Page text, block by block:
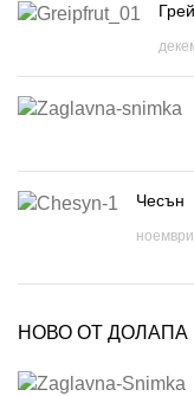
Чесън
НОВО ОТ ДОЛАПА